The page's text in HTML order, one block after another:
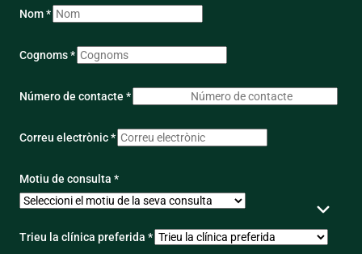
Nom *
Cognoms *
Número de contacte *
Correu electrònic *
Motiu de consulta *
Trieu la clínica preferida *